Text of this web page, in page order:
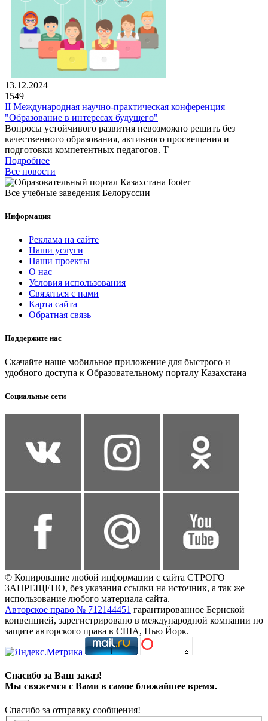
13.12.2024
1549
II Международная научно-практическая конференция
"Образование в интересах будущего"
Вопросы устойчивого развития невозможно решить без
качественного образования, активного просвещения и
подготовки компетентных педагогов. Т
Подробнее
Все новости
Все учебные заведения Белоруссии
Информация
Реклама на сайте
Наши услуги
Наши проекты
О нас
Условия использования
Связаться с нами
Карта сайта
Обратная связь
Поддержите нас
Скачайте наше мобильное приложение для быстрого и
удобного доступа к Образовательному порталу Казахстана
Социальные сети
© Копирование любой информации с сайта СТРОГО
ЗАПРЕЩЕНО, без указания ссылки на источник, а так же
использование любого материала сайта.
Авторское право № 712144451 гарантированное Бернской
конвенцией, зарегистрировано в международной компании по
защите авторского права в США, Нью Йорк.
Спасибо за Ваш заказ!
Мы свяжемся с Вами в самое ближайшее время.
Спасибо за отправку сообщения!